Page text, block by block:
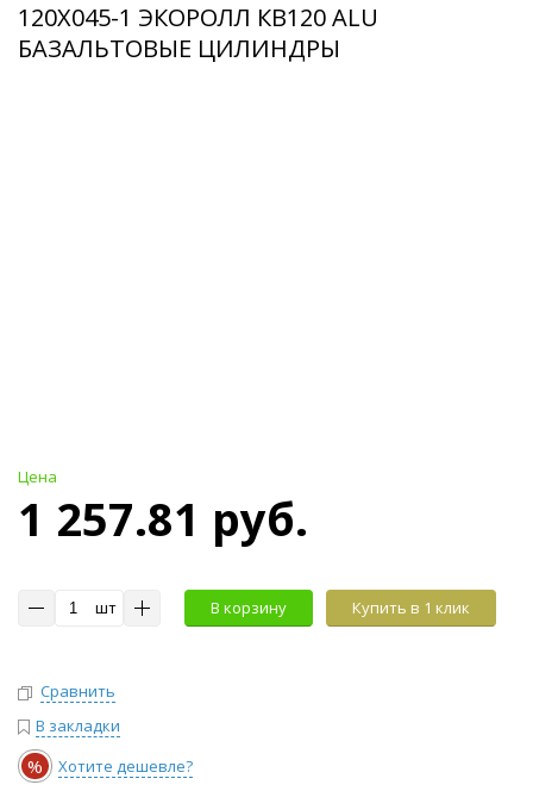
120Х045-1 ЭКОРОЛЛ КВ120 ALU
БАЗАЛЬТОВЫЕ ЦИЛИНДРЫ
Цена
1 257.81 руб.
шт В корзину Купить в 1 клик
Сравнить
В закладки
% Хотите дешевле?